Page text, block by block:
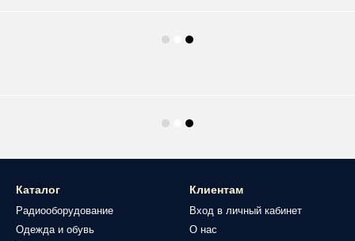
Каталог
Радиооборудование
Одежда и обувь
Клиентам
Вход в личный кабинет
О нас